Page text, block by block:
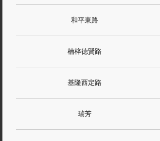
和平東路
楠梓德賢路
基隆西定路
瑞芳